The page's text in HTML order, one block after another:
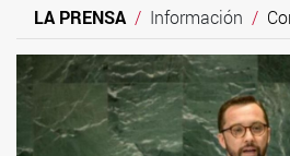
LA PRENSA Información